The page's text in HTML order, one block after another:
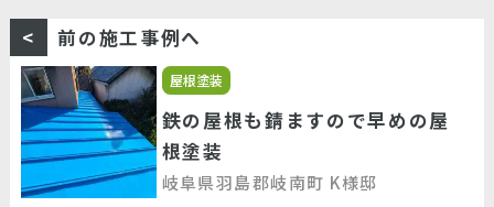
前の施工事例へ
屋根塗装
鉄の屋根も錆ますので早めの屋
根塗装
岐阜県羽島郡岐南町 K様邸